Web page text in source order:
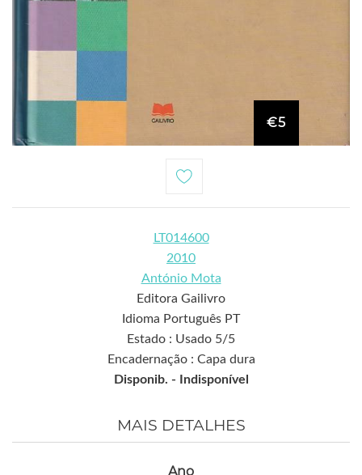
€5
LT014600
2010
António Mota
Editora Gailivro
Idioma Português PT
Estado : Usado 5/5
Encadernação : Capa dura
Disponib. -
Indisponível
MAIS DETALHES
Ano